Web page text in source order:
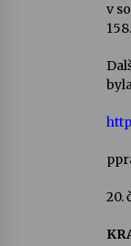
v
158.
20.